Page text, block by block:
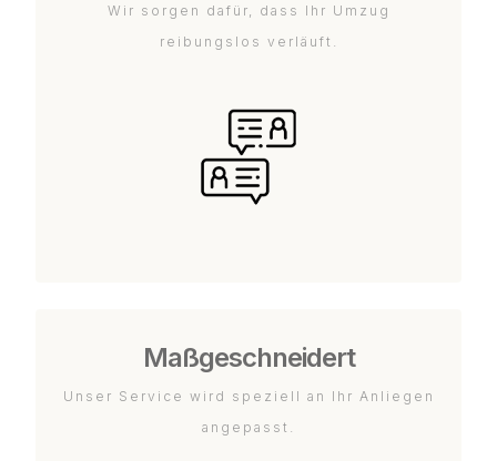
Wir sorgen dafür, dass Ihr Umzug
reibungslos verläuft.
Maßgeschneidert
Unser Service wird speziell an Ihr Anliegen
angepasst.